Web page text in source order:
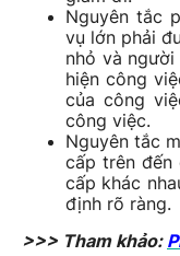
Nguyên tắc
vụ lớn phải
nhỏ và
hiện công
của công
công việc.
Nguyên tắc
cấp trên đến
cấp khác
định rõ ràng.
>>> Tham khảo: